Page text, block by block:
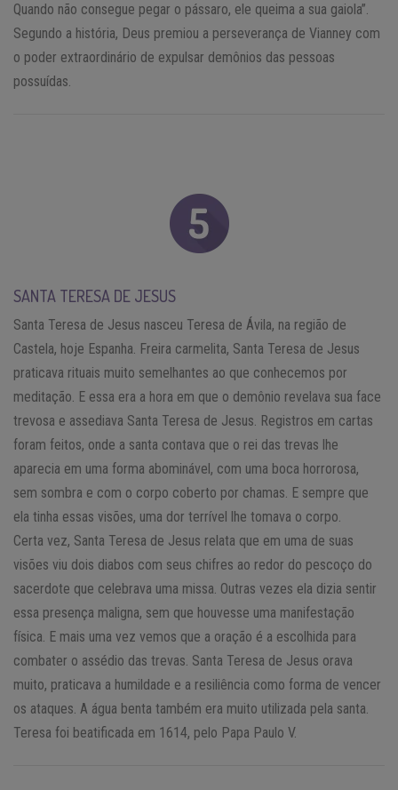
Quando não consegue pegar o pássaro, ele queima a sua gaiola”.
Segundo a história, Deus premiou a perseverança de Vianney com
o poder extraordinário de expulsar demônios das pessoas
possuídas.
SANTA TERESA DE JESUS
Santa Teresa de Jesus nasceu Teresa de Ávila, na região de
Castela, hoje Espanha. Freira carmelita, Santa Teresa de Jesus
praticava rituais muito semelhantes ao que conhecemos por
meditação. E essa era a hora em que o demônio revelava sua face
trevosa e assediava Santa Teresa de Jesus. Registros em cartas
foram feitos, onde a santa contava que o rei das trevas lhe
aparecia em uma forma abominável, com uma boca horrorosa,
sem sombra e com o corpo coberto por chamas. E sempre que
ela tinha essas visões, uma dor terrível lhe tomava o corpo.
Certa vez, Santa Teresa de Jesus relata que em uma de suas
visões viu dois diabos com seus chifres ao redor do pescoço do
sacerdote que celebrava uma missa. Outras vezes ela dizia sentir
essa presença maligna, sem que houvesse uma manifestação
física. E mais uma vez vemos que a oração é a escolhida para
combater o assédio das trevas. Santa Teresa de Jesus orava
muito, praticava a humildade e a resiliência como forma de vencer
os ataques. A água benta também era muito utilizada pela santa.
Teresa foi beatificada em 1614, pelo Papa Paulo V.